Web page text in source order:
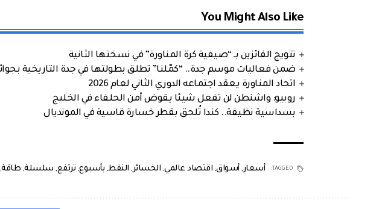
You Might Also Like
تتويج الفائزين بـ “صيفية كرة المناورة” في نسختها الثانية
ضمن فعاليات موسم جدة.. “كمّلنا” تطلق بطولتها في جدة التاريخية بجوائز 150 ألف
اتحاد المناورة يعقد اجتماعه الدوري الثاني لعام 2026
روبيو: واشنطن لن تفعل شيئا يقوض أمن الحلفاء في الخليج
بسداسية نظيفة.. كندا تُلحق بقطر خسارة قاسية في المونديال
TAGGED: أسعار , أسواق, اقتصاد عالمي, الخسائر , النفط, بأسبوع, ترتفع, سلسلة, طاقة,